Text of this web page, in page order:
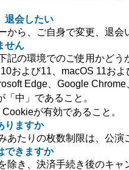
退会したい
から、ご自身で変更、退会
せん
記の環境でのご使用かどう
および11、macOS 11お
Edge、Google Chrome
中」であること。
が有効であること。
りますか
あたりの枚数制限は、公演
できますか
除き、決済手続き後のキ